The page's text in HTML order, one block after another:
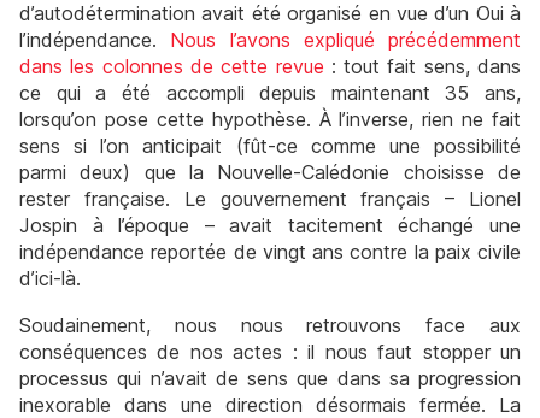
d’autodétermination avait été organisé en vue d’un Oui à
l’indépendance.
Nous l’avons expliqué précédemment
dans les colonnes de cette revue : tout fait sens, dans
ce qui a été accompli depuis maintenant 35 ans,
lorsqu’on pose cette hypothèse. À l’inverse, rien ne fait
sens si l’on anticipait (fût-ce comme une possibilité
parmi deux) que la Nouvelle-Calédonie choisisse de
rester française. Le gouvernement français – Lionel
Jospin à l’époque – avait tacitement échangé une
indépendance reportée de vingt ans contre la paix civile
d’ici-là.
Soudainement, nous nous retrouvons face aux
conséquences de nos actes : il nous faut stopper un
processus qui n’avait de sens que dans sa progression
inexorable dans une direction désormais fermée. La